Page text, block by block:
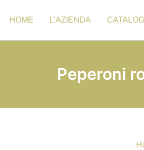
HOME L’AZIENDA
Peperoni